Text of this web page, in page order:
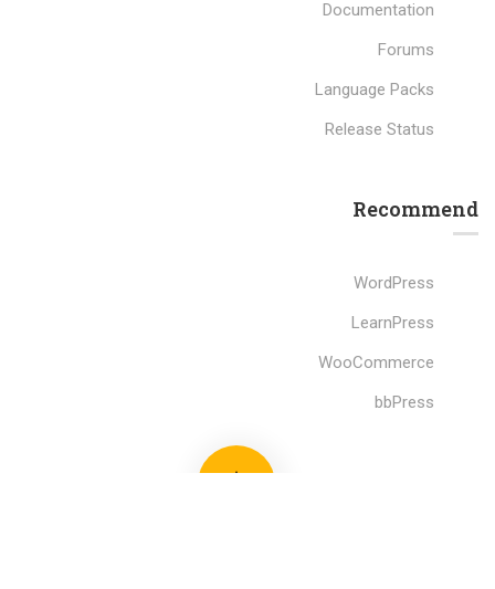
Documentation
Forums
Language Packs
Release Status
Recommend
WordPress
LearnPress
WooCommerce
bbPress